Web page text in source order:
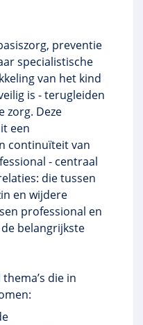
preventie
specialistische
van het kind
is - terugleiden
zorg. Deze
een
continuïteit van
- centraal
die tussen
en wijdere
professional en
belangrijkste
die in